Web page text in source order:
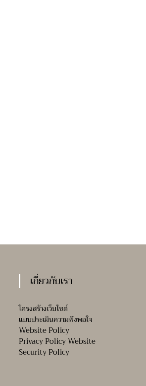
เกี่ยวกับเรา
โครงสร้างเว็บไซต์
แบบประเมินความพึงพอใจ
Website Policy
Privacy Policy Website
Security Policy